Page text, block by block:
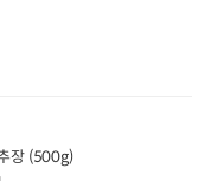
장 (500g)